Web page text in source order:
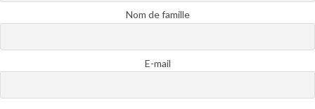
Nom de famille
E-mail